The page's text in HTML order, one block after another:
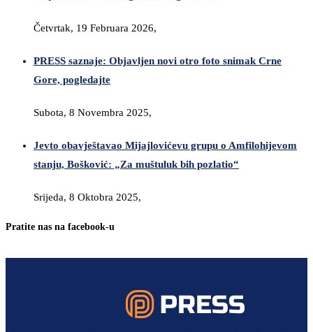
Četvrtak, 19 Februara 2026,
PRESS saznaje: Objavljen novi otro foto snimak Crne
Gore, pogledajte
Subota, 8 Novembra 2025,
Jevto obavještavao Mijajlovićevu grupu o Amfilohijevom
stanju, Bošković: „Za muštuluk bih pozlatio“
Srijeda, 8 Oktobra 2025,
Pratite nas na facebook-u